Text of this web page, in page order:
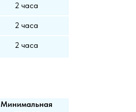
2 часа
2 часа
2 часа
Минимальная